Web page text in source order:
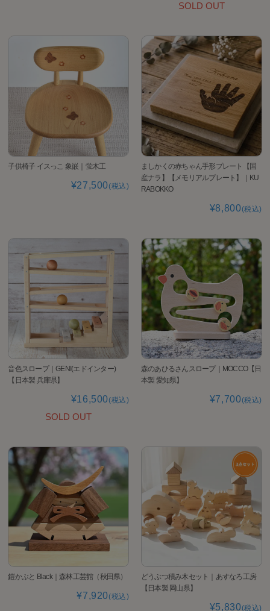
SOLD OUT
子供椅子 イスっこ 象嵌｜蛍木工
¥27,500(税込)
ましかくの赤ちゃん手形プレート【国
産ナラ】【メモリアルプレート】｜KU
RABOKKO
¥8,800(税込)
音色スロープ｜GENI(エドインター)
【日本製 兵庫県】
¥16,500(税込)
SOLD OUT
森のあひるさんスロープ｜MOCCO【日
本製 愛知県】
¥7,700(税込)
鎧かぶと Black｜森林工芸館（秋田県）
¥7,920(税込)
どうぶつ積み木セット｜あすなろ工房
【日本製 岡山県】
¥5,830(税込)